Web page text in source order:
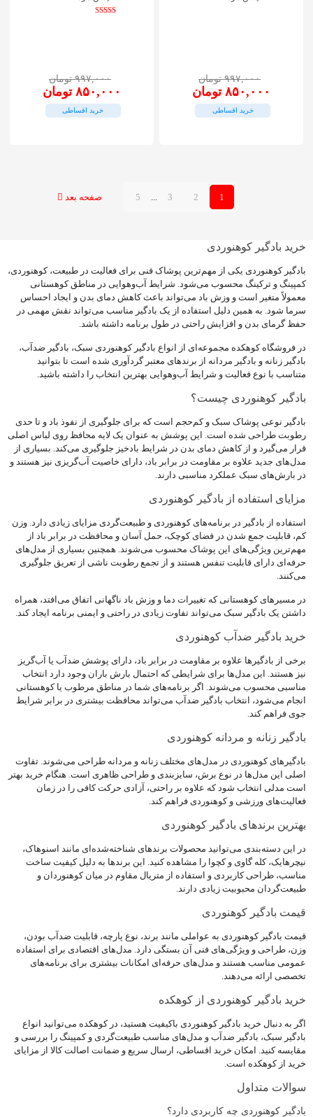
در
صفحه
محصول
انتخاب
۹۹۷,۰۰۰ تومان
قیمت
اصلی:
۹۹۷,۰۰۰ تومان
۸۵۰,۰۰۰ تومانقیمت
خرید اقساطی
۹۹۷,۰۰۰ تومان
قیمت
اصلی:
۹۹۷,۰۰۰ تومان
۸۵۰,۰۰۰ تومان
خرید اقساطی
1
2
3
...
5 صفحه بعد
خرید بادگیر کوهنوردی
بادگیر کوهنوردی یکی از مهم‌ترین پوشاک فنی برای فعالیت در طبیعت، کوهنوردی،
کمپینگ و ترکینگ محسوب می‌شود. شرایط آب‌وهوایی در مناطق کوهستانی
معمولاً متغیر است و وزش باد می‌تواند باعث کاهش دمای بدن و ایجاد احساس
سرما شود. به همین دلیل استفاده از یک بادگیر مناسب می‌تواند نقش مهمی در
حفظ گرمای بدن و افزایش راحتی در طول برنامه داشته باشد.
در فروشگاه کوهکده مجموعه‌ای از انواع بادگیر کوهنوردی سبک، بادگیر ضدآب،
بادگیر زنانه و بادگیر مردانه از برندهای معتبر گردآوری شده است تا بتوانید
متناسب با نوع فعالیت و شرایط آب‌وهوایی بهترین انتخاب را داشته باشید.
بادگیر کوهنوردی چیست؟
بادگیر نوعی پوشاک سبک و کم‌حجم است که برای جلوگیری از نفوذ باد و تا حدی
رطوبت طراحی شده است. این پوشش به عنوان یک لایه محافظ روی لباس اصلی
قرار می‌گیرد و از کاهش دمای بدن در شرایط بادخیز جلوگیری می‌کند. بسیاری از
مدل‌های جدید علاوه بر مقاومت در برابر باد، دارای خاصیت آب‌گریزی نیز هستند و
در بارش‌های سبک عملکرد مناسبی دارند.
مزایای استفاده از بادگیر کوهنوردی
استفاده از بادگیر در برنامه‌های کوهنوردی و طبیعت‌گردی مزایای زیادی دارد. وزن
کم، قابلیت جمع شدن در فضای کوچک، حمل آسان و محافظت در برابر باد از
مهم‌ترین ویژگی‌های این پوشاک محسوب می‌شوند. همچنین بسیاری از مدل‌های
حرفه‌ای دارای قابلیت تنفس هستند و از تجمع رطوبت ناشی از تعریق جلوگیری
می‌کنند.
در مسیرهای کوهستانی که تغییرات دما و وزش باد ناگهانی اتفاق می‌افتد، همراه
داشتن یک بادگیر سبک می‌تواند تفاوت زیادی در راحتی و ایمنی برنامه ایجاد کند.
خرید بادگیر ضدآب کوهنوردی
برخی از بادگیرها علاوه بر مقاومت در برابر باد، دارای پوشش ضدآب یا آب‌گریز
نیز هستند. این مدل‌ها برای شرایطی که احتمال بارش باران وجود دارد انتخاب
مناسبی محسوب می‌شوند. اگر برنامه‌های شما در مناطق مرطوب یا کوهستانی
انجام می‌شود، انتخاب بادگیر ضدآب می‌تواند محافظت بیشتری در برابر شرایط
جوی فراهم کند.
بادگیر زنانه و مردانه کوهنوردی
بادگیرهای کوهنوردی در مدل‌های مختلف زنانه و مردانه طراحی می‌شوند. تفاوت
اصلی این مدل‌ها در نوع برش، سایزبندی و طراحی ظاهری است. هنگام خرید بهتر
است مدلی انتخاب شود که علاوه بر راحتی، آزادی حرکت کافی را در زمان
فعالیت‌های ورزشی و کوهنوردی فراهم کند.
بهترین برندهای بادگیر کوهنوردی
در این دسته‌بندی می‌توانید محصولات برندهای شناخته‌شده‌ای مانند اسنوهاک،
نیچرهایک، کله گاوی و کچوا را مشاهده کنید. این برندها به دلیل کیفیت ساخت
مناسب، طراحی کاربردی و استفاده از متریال مقاوم در میان کوهنوردان و
طبیعت‌گردان محبوبیت زیادی دارند.
قیمت بادگیر کوهنوردی
قیمت بادگیر کوهنوردی به عواملی مانند برند، نوع پارچه، قابلیت ضدآب بودن،
وزن، طراحی و ویژگی‌های فنی آن بستگی دارد. مدل‌های اقتصادی برای استفاده
عمومی مناسب هستند و مدل‌های حرفه‌ای امکانات بیشتری برای برنامه‌های
تخصصی ارائه می‌دهند.
خرید بادگیر کوهنوردی از کوهکده
اگر به دنبال خرید بادگیر کوهنوردی باکیفیت هستید، در کوهکده می‌توانید انواع
بادگیر سبک، بادگیر ضدآب و مدل‌های مناسب طبیعت‌گردی و کمپینگ را بررسی و
مقایسه کنید. امکان خرید اقساطی، ارسال سریع و ضمانت اصالت کالا از مزایای
خرید از کوهکده است.
سوالات متداول
بادگیر کوهنوردی چه کاربردی دارد؟